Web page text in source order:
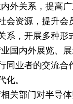
内外关系，提高
会资源，提升
系，开展多种形
业国内外展览、
同业者的交流合
化。
相关部门对半导